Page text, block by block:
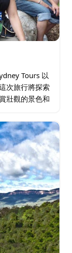
Tours 以
次旅行將探索
壯觀的景色和